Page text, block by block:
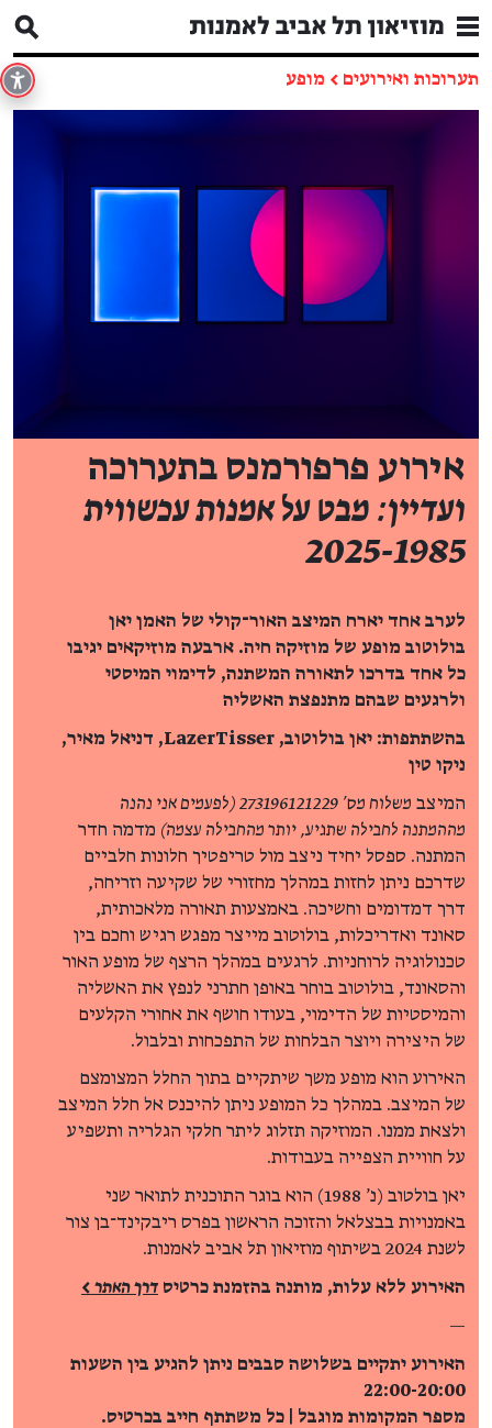
תערוכות ואירועים ← מופע
אירוע פרפורמנס בתערוכה
ועדיין: מבט על אמנות עכשווית
2025-1985
לערב אחד יארח המיצב האור־קולי של האמן יאן
בולוטוב מופע של מוזיקה חיה. ארבעה מוזיקאים יגיבו
כל אחד בדרכו לתאורה המשתנה, לדימוי המיסטי
ולרגעים שבהם מתנפצת האשליה
בהשתתפות: יאן בולוטוב, LazerTisser, דניאל מאיר,
ניקו טין
המיצב
משלוח מס' 273196121229 (לפעמים אני נהנה
מההמתנה לחבילה שתגיע, יותר מהחבילה עצמה) מדמה חדר
המתנה. ספסל יחיד ניצב מול טריפטיך חלונות חלביים
שדרכם ניתן לחזות במהלך מחזורי של שקיעה וזריחה,
דרך דמדומים וחשיכה. באמצעות תאורה מלאכותית,
סאונד ואדריכלות, בולוטוב מייצר מפגש רגיש וחכם בין
טכנולוגיה לרוחניות. לרגעים במהלך הרצף של מופע האור
והסאונד, בולוטוב בוחר באופן חתרני לנפץ את האשליה
והמיסטיות של הדימוי, בעודו חושף את אחורי הקלעים
של היצירה ויוצר הבלחות של התפכחות ובלבול.
האירוע הוא מופע משך שיתקיים בתוך החלל המצומצם
של המיצב. במהלך כל המופע ניתן להיכנס אל חלל המיצב
ולצאת ממנו. המוזיקה תזלוג ליתר חלקי הגלריה ותשפיע
על חוויית הצפייה בעבודות.
יאן בולטוב (נ' 1988) הוא בוגר התוכנית לתואר שני
באמנויות בבצלאל והזוכה הראשון בפרס ריבקינד־בן צור
לשנת 2024 בשיתוף מוזיאון תל אביב לאמנות.
האירוע ללא עלות, מותנה בהזמנת כרטיס דרך האתר >
—
האירוע יתקיים בשלושה סבבים ניתן להגיע בין השעות
22:00-20:00
מספר המקומות מוגבל | כל משתתף חייב בכרטיס.